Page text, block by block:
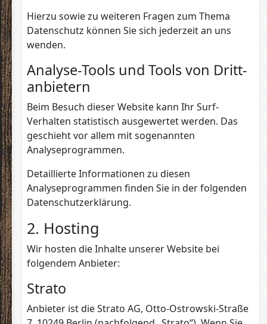
Hierzu sowie zu weiteren Fragen zum Thema
Datenschutz können Sie sich jederzeit an uns
wenden.
Analyse-Tools und Tools von Dritt­
anbietern
Beim Besuch dieser Website kann Ihr Surf-
Verhalten statistisch ausgewertet werden. Das
geschieht vor allem mit sogenannten
Analyseprogrammen.
Detaillierte Informationen zu diesen
Analyseprogrammen finden Sie in der folgenden
Datenschutzerklärung.
2. Hosting
Wir hosten die Inhalte unserer Website bei
folgendem Anbieter:
Strato
Anbieter ist die Strato AG, Otto-Ostrowski-Straße